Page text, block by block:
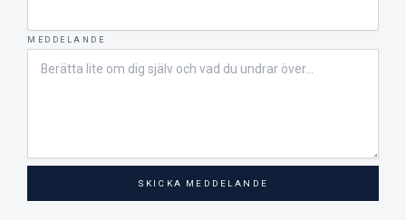
MEDDELANDE
SKICKA MEDDELANDE